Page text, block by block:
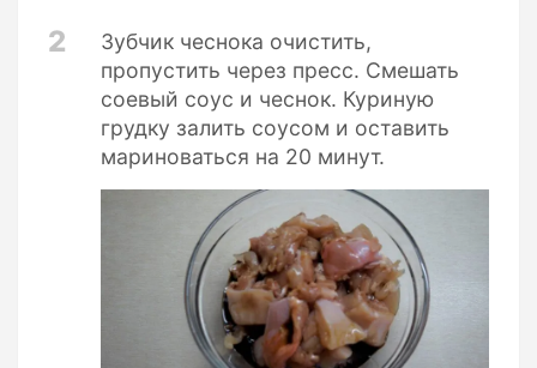
2
Зубчик чеснока очистить,
пропустить через пресс. Смешать
соевый соус и чеснок. Куриную
грудку залить соусом и оставить
мариноваться на 20 минут.